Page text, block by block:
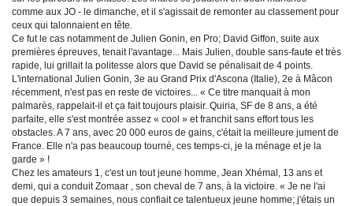
comme aux JO - le dimanche, et il s'agissait de remonter au classement pour
ceux qui talonnaient en tête.
Ce fut le cas notamment de Julien Gonin, en Pro; David Giffon, suite aux
premières épreuves, tenait l'avantage... Mais Julien, double sans-faute et très
rapide, lui grillait la politesse alors que David se pénalisait de 4 points.
L'international Julien Gonin, 3e au Grand Prix d'Ascona (Italie), 2e à Mâcon
récemment, n'est pas en reste de victoires... « Ce titre manquait à mon
palmarès, rappelait-il et ça fait toujours plaisir. Quiria, SF de 8 ans, a été
parfaite, elle s'est montrée assez « cool » et franchit sans effort tous les
obstacles. A 7 ans, avec 20 000 euros de gains, c'était la meilleure jument de
France. Elle n'a pas beaucoup tourné, ces temps-ci, je la ménage et je la
garde » !
Chez les amateurs 1, c'est un tout jeune homme, Jean Xhémal, 13 ans et
demi, qui a conduit Zomaar , son cheval de 7 ans, à la victoire. « Je ne l'ai
que depuis 3 semaines, nous confiait ce talentueux jeune homme; j'étais un